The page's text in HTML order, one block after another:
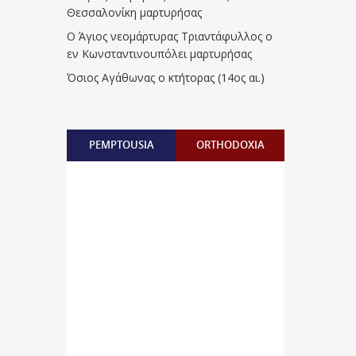
Θεσσαλονίκη μαρτυρήσας
Ο Άγιος νεομάρτυρας Τριαντάφυλλος ο
εν Κωνσταντινουπόλει μαρτυρήσας
Όσιος Αγάθωνας ο κτήτορας (14ος αι.)
PEMPTOUSIA ORTHODOXIA